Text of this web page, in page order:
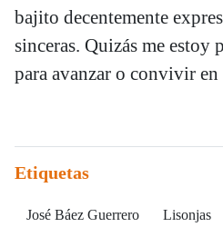
bajito decentemente
sinceras. Quizás me
para avanzar o convivir
Etiquetas
José Báez Guerrero Lisonjas